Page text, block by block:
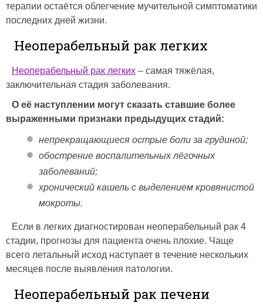
терапии остаётся облегчение мучительной симптоматики
последних дней жизни.
Неоперабельный рак легких
Неоперабельный рак легких – самая тяжёлая,
заключительная стадия заболевания.
О её наступлении могут сказать ставшие более
выраженными признаки предыдущих стадий:
непрекращающиеся острые боли за грудиной;
обострение воспалительных лёгочных
заболеваний;
хронический кашель с выделением кровянистой
мокроты.
Если в легких диагностирован неоперабельный рак 4
стадии, прогнозы для пациента очень плохие. Чаще
всего летальный исход наступает в течение нескольких
месяцев после выявления патологии.
Неоперабельный рак печени